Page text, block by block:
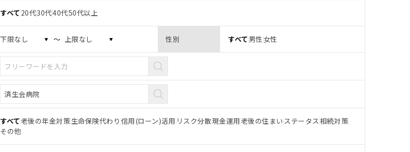
すべて 20代30代40代50代以上
〜 性別 すべて 男性 女性
すべて老後の年金対策生命保険代わり 信用(ローン)活用 リスク分散現金運用老後の住まい ステータス相続対策
その他